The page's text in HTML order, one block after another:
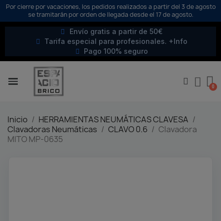
Por cierre por vacaciones, los pedidos realizados a partir del 3 de agosto
se tramitarán por orden de llegada desde el 17 de agosto.
Envío gratis a partir de 50€
Tarifa especial para profesionales. +Info
Pago 100% seguro
Inicio
HERRAMIENTAS NEUMÁTICAS CLAVESA
Clavadoras Neumáticas
CLAVO 0.6
Clavadora
MITO MP-0635